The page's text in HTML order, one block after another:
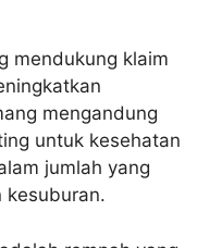
mendukung klaim
mengandung
untuk kesehatan
jumlah yang
kesuburan.